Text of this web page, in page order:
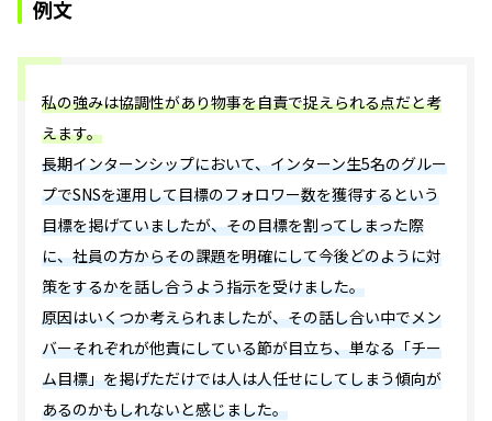
例文
私の強みは協調性があり物事を自責で捉えられる点だと考
えます。
長期インターンシップにおいて、インターン生5名のグルー
プでSNSを運用して目標のフォロワー数を獲得するという
目標を掲げていましたが、その目標を割ってしまった際
に、社員の方からその課題を明確にして今後どのように対
策をするかを話し合うよう指示を受けました。
原因はいくつか考えられましたが、その話し合い中でメン
バーそれぞれが他責にしている節が目立ち、単なる「チー
ム目標」を掲げただけでは人は人任せにしてしまう傾向が
あるのかもしれないと感じました。